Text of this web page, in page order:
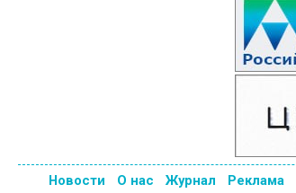
Новости О нас Журнал Реклама